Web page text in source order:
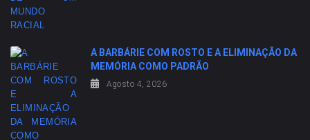
A BARBÁRIE COM ROSTO E A ELIMINAÇÃO DA
MEMÓRIA COMO PADRÃO
Agosto 4, 2026